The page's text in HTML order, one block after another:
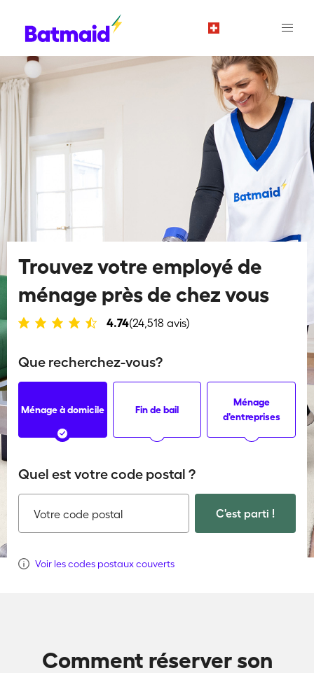
Trouvez votre employé de
ménage près de chez vous
4.74(24,518 avis)
Que recherchez-vous?
Ménage à domicile Fin de bail
Ménage
d'entreprises
Quel est votre code postal ?
Votre code postal C'est parti !
Voir les codes postaux couverts
Comment réserver son